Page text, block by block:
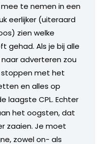
te nemen in een
eerlijker (uiteraard
zien welke
gehad. Als je bij alle
adverteren zou
stoppen met het
en alles op
laagste CPL. Echter
het oogsten, dat
zaaien. Je moet
zowel on- als